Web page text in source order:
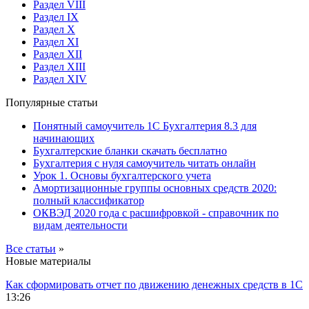
Раздел VIII
Раздел IX
Раздел X
Раздел XI
Раздел XII
Раздел XIII
Раздел XIV
Популярные статьи
Понятный самоучитель 1С Бухгалтерия 8.3 для
начинающих
Бухгалтерские бланки скачать бесплатно
Бухгалтерия с нуля самоучитель читать онлайн
Урок 1. Основы бухгалтерского учета
Амортизационные группы основных средств 2020:
полный классификатор
ОКВЭД 2020 года с расшифровкой - справочник по
видам деятельности
Все статьи »
Новые материалы
Как сформировать отчет по движению денежных средств в 1С
13:26